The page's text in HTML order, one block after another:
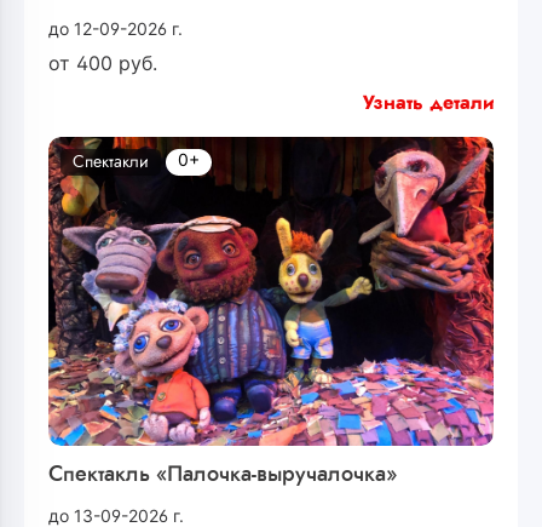
до 12-09-2026 г.
от 400 руб.
Узнать детали
Спектакль «Палочка-выручалочка»
до 13-09-2026 г.
Спектакли 0+